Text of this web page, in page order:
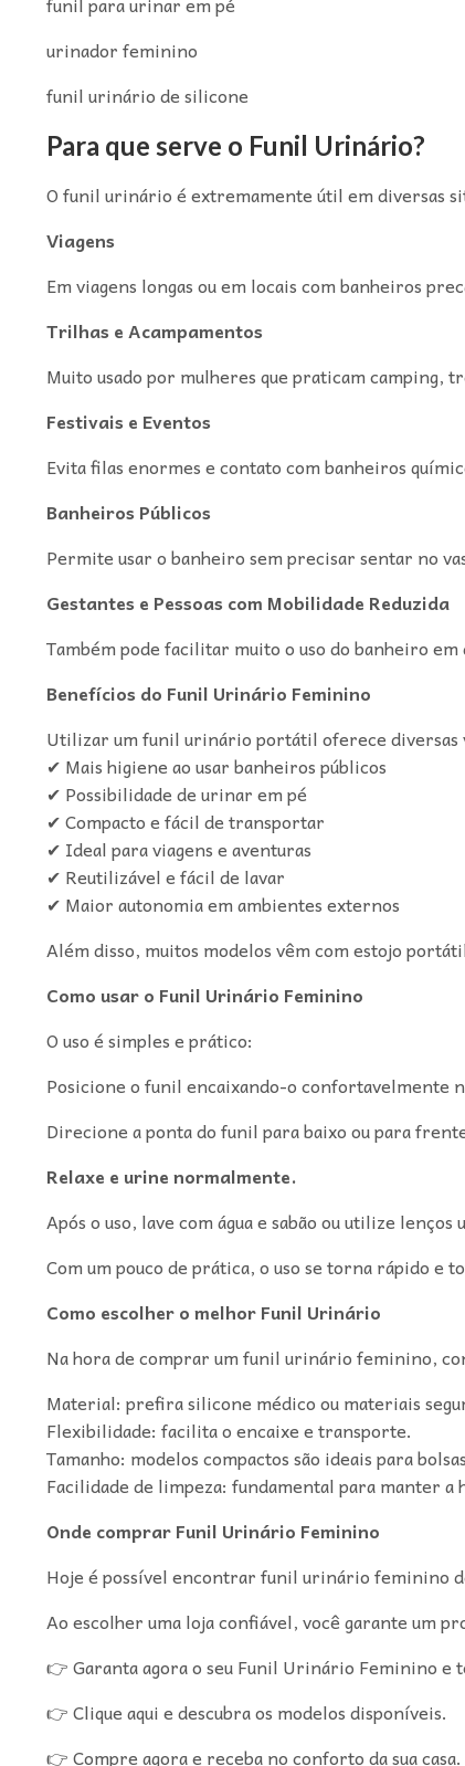
urinador feminino
funil urinário de silicone
Para que serve o Funil Urinário?
O funil urinário é extremamente útil em diversas
Viagens
Em viagens longas ou em locais com banheiros
Trilhas e Acampamentos
Muito usado por mulheres que praticam camping,
Festivais e Eventos
Evita filas enormes e contato com banheiros
Banheiros Públicos
Permite usar o banheiro sem precisar sentar no
Gestantes e Pessoas com Mobilidade Reduzida
Também pode facilitar muito o uso do banheiro
Benefícios do Funil Urinário Feminino
Utilizar um funil urinário portátil oferece diversas
✔ Mais higiene ao usar banheiros públicos
✔ Possibilidade de urinar em pé
✔ Compacto e fácil de transportar
✔ Ideal para viagens e aventuras
✔ Reutilizável e fácil de lavar
✔ Maior autonomia em ambientes externos
Além disso, muitos modelos vêm com estojo
Como usar o Funil Urinário Feminino
O uso é simples e prático:
Posicione o funil encaixando-o confortavelmente
Direcione a ponta do funil para baixo ou para
Relaxe e urine normalmente.
Após o uso, lave com água e sabão ou utilize lenços
Com um pouco de prática, o uso se torna rápido e
Como escolher o melhor Funil Urinário
Na hora de comprar um funil urinário feminino,
Material: prefira silicone médico ou materiais
Flexibilidade: facilita o encaixe e transporte.
Tamanho: modelos compactos são ideais para
Facilidade de limpeza: fundamental para manter a
Onde comprar Funil Urinário Feminino
Hoje é possível encontrar funil urinário feminino
Ao escolher uma loja confiável, você garante um
👉 Garanta agora o seu Funil Urinário Feminino e
👉 Clique aqui e descubra os modelos disponíveis.
👉 Compre agora e receba no conforto da sua casa.